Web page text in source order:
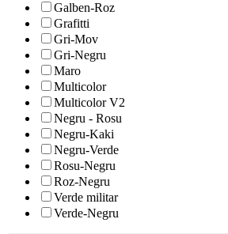
Galben-Roz
Grafitti
Gri-Mov
Gri-Negru
Maro
Multicolor
Multicolor V2
Negru - Rosu
Negru-Kaki
Negru-Verde
Rosu-Negru
Roz-Negru
Verde militar
Verde-Negru